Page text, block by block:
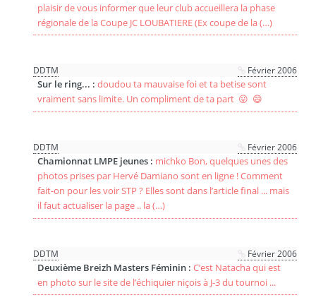
plaisir de vous informer que leur club accueillera la phase
régionale de la Coupe JC LOUBATIERE (Ex coupe de la (…)
DDTM Février 2006
Sur le ring... :doudou ta mauvaise foi et ta betise sont
vraiment sans limite. Un compliment de ta part 😛 😄
DDTM Février 2006
Chamionnat LMPE jeunes : michko Bon, quelques unes des
photos prises par Hervé Damiano sont en ligne ! Comment
fait-on pour les voir STP ? Elles sont dans l’article final ... mais
il faut actualiser la page .. la (…)
DDTM Février 2006
Deuxième Breizh Masters Féminin :C’est Natacha qui est
en photo sur le site de l’échiquier niçois à J-3 du tournoi ...